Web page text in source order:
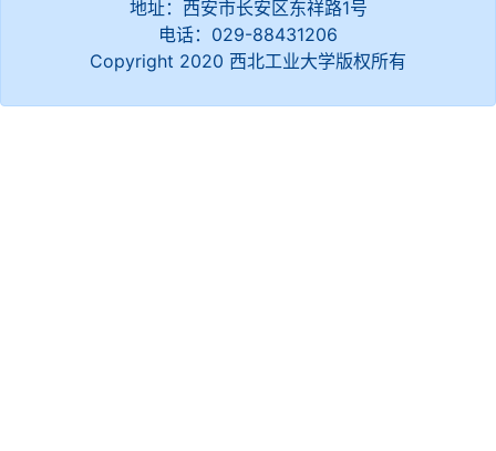
地址：西安市长安区东祥路1号
电话：029-88431206
Copyright 2020 西北工业大学版权所有